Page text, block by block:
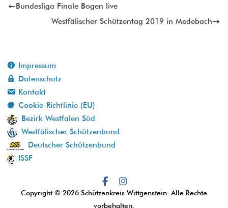
Bundesliga Finale Bogen live
Westfälischer Schützentag 2019 in Medebach
Impressum
Datenschutz
Kontakt
Cookie-Richtlinie (EU)
Bezirk Westfalen Süd
Westfälischer Schützenbund
Deutscher Schützenbund
ISSF
Copyright © 2026 Schützenkreis Wittgenstein . Alle Rechte
vorbehalten.